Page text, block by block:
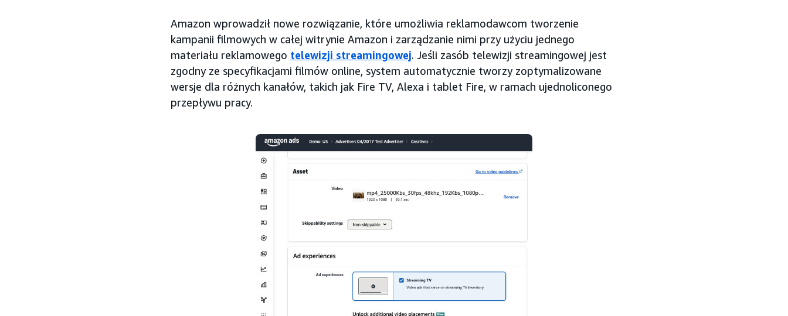
Amazon wprowadził nowe rozwiązanie, które umożliwia reklamodawcom tworzenie
kampanii filmowych w całej witrynie Amazon i zarządzanie nimi przy użyciu jednego
materiału reklamowego telewizji streamingowej. Jeśli zasób telewizji streamingowej jest
zgodny ze specyfikacjami filmów online, system automatycznie tworzy zoptymalizowane
wersje dla różnych kanałów, takich jak Fire TV, Alexa i tablet Fire, w ramach ujednoliconego
przepływu pracy.